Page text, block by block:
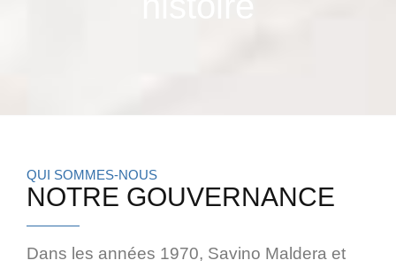
QUI SOMMES-NOUS
NOTRE GOUVERNANCE
Dans les années 1970, Savino Maldera et